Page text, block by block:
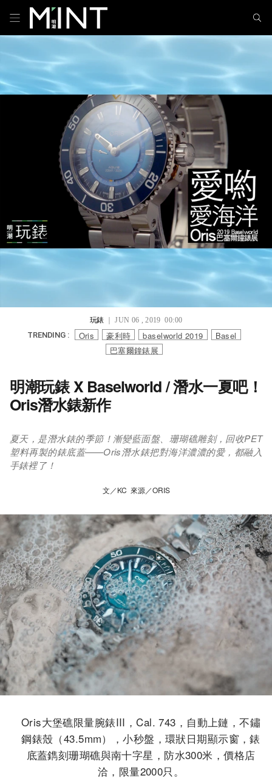
玩錶｜ JUN 06 , 2019 00:00
TRENDING : Oris 豪利時 baselworld 2019
Basel
巴塞爾鐘錶展
明潮玩錶 X Baselworld / 潛水一夏吧！
Oris潛水錶新作
夏天，是潛水錶的季節！漸變藍面盤、珊瑚礁雕刻，回收PET
塑料再製的錶底蓋——Oris潛水錶把對海洋濃濃的愛，都融入
手錶裡了！
文／KC 來源／ORIS
Oris大堡礁限量腕錶III，Cal. 743，自動上鏈，不鏽
鋼錶殼（43.5mm），小秒盤，環狀日期顯示窗，錶
底蓋鐫刻珊瑚礁與南十字星，防水300米，價格店
洽，限量2000只。